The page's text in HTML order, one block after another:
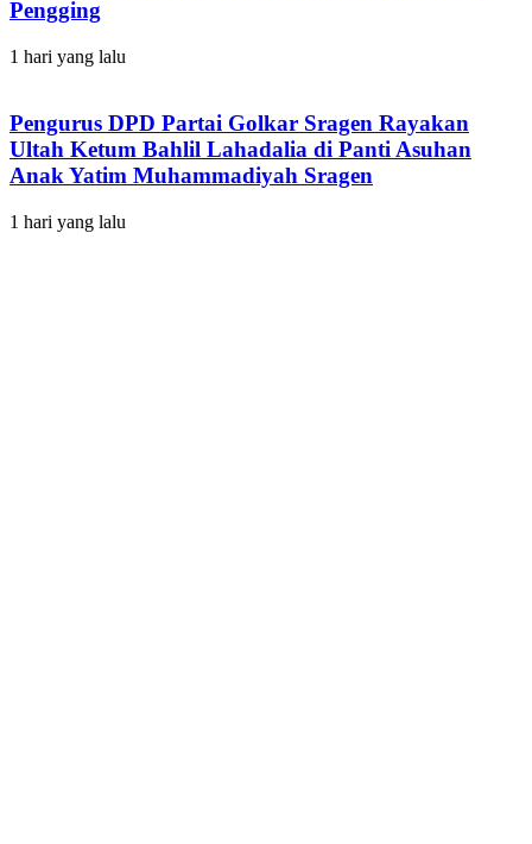
Pengging
1 hari yang lalu
Pengurus DPD Partai Golkar Sragen Rayakan
Ultah Ketum Bahlil Lahadalia di Panti Asuhan
Anak Yatim Muhammadiyah Sragen
1 hari yang lalu